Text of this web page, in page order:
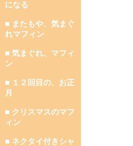
になる
■ またもや、気まぐ
れマフィン
■ 気まぐれ、マフィ
ン
■ １２回目の、お正
月
■ クリスマスのマフ
ィン
■ ネクタイ付きシャ